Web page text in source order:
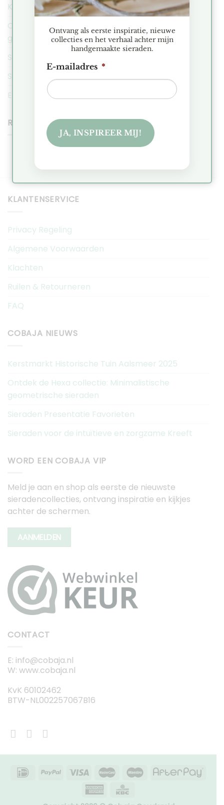
Kerstmarkt Historische Tuin Aalsmeer 2025
Ontdek de Hexa collectie: Minimalistische
geometrische sieraden
Sieraden Presentatie Favorieten
Sieraden voor de intuïtieve en zorgzame Kreeft
Edelsteen spotlight: Apatiet
RECENT COMMENTS
KLANTENSERVICE
Privacy Regeling
Algemene Voorwaarden
Klachten
Ruilen & Retourneren
FAQ
COBAJA NIEUWS
Kerstmarkt Historische Tuin Aalsmeer 2025
Ontdek de Hexa collectie: Minimalistische
geometrische sieraden
Sieraden Presentatie Favorieten
Sieraden voor de intuïtieve en zorgzame Kreeft
WORD EEN COBAJA VIP
Meld je aan en shop als eerste de nieuwste
sieradencollecties, ontvang inspiratie en kijkjes
achter de schermen.
AANMELDEN
CONTACT
E: info@cobaja.nl
W: www.cobaja.nl
KvK 60102462
BTW-NL002257067B16
Ontvang als eerste inspiratie, nieuwe
collecties en het verhaal achter mijn
handgemaakte sieraden.
E-mailadres *
JA, INSPIREER MIJ!